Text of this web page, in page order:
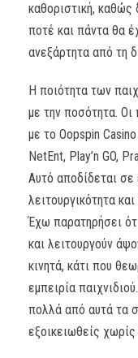
καθοριστική, καθώς
ποτέ και πάντα θα
ανεξάρτητα από τη
Η ποιότητα των
με την ποσότητα. Οι
με το Oopspin
NetEnt, Play’n GO,
Αυτό αποδίδεται σε
λειτουργικότητα
Έχω παρατηρήσει
και λειτουργούν
κινητά, κάτι που
εμπειρία
πολλά από αυτά τα
εξοικειωθείς χωρίς